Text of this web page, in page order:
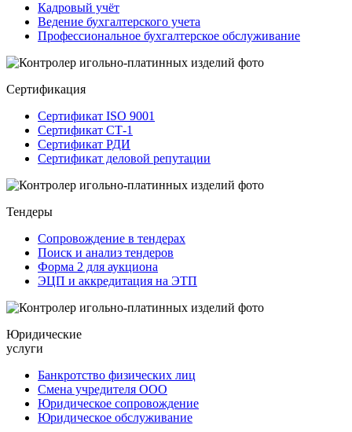
Кадровый учёт
Ведение бухгалтерского учета
Профессиональное бухгалтерское обслуживание
Сертификация
Сертификат ISO 9001
Сертификат СТ-1
Сертификат РДИ
Сертификат деловой репутации
Тендеры
Сопровождение в тендерах
Поиск и анализ тендеров
Форма 2 для аукциона
ЭЦП и аккредитация на ЭТП
Юридические
услуги
Банкротство физических лиц
Смена учредителя ООО
Юридическое сопровождение
Юридическое обслуживание